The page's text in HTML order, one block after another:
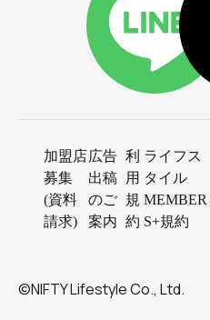
加盟店
募集
(資料
請求)
広告
出稿
のご
案内
利
用
規
約
ライフス
タイル
MEMBER
S+規約
©NIFTY Lifestyle Co., Ltd.